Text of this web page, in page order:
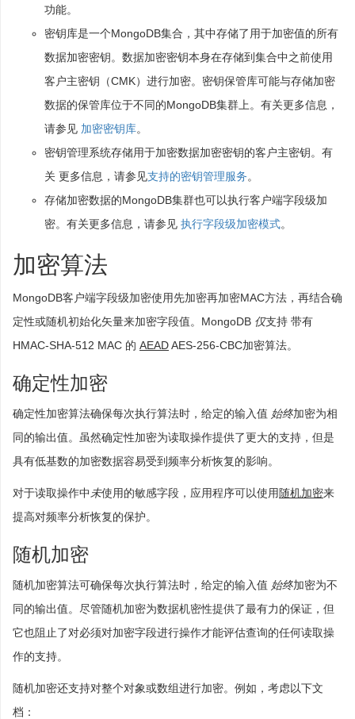
功能。
密钥库是一个MongoDB集合，其中存储了用于加密值的所有
数据加密密钥。数据加密密钥本身在存储到集合中之前使用
客户主密钥（CMK）进行加密。密钥保管库可能与存储加密
数据的保管库位于不同的MongoDB集群上。有关更多信息，
请参见 加密密钥库。
密钥管理系统存储用于加密数据加密密钥的客户主密钥。有
关 更多信息，请参见支持的密钥管理服务。
存储加密数据的MongoDB集群也可以执行客户端字段级加
密。有关更多信息，请参见 执行字段级加密模式。
加密算法
MongoDB客户端字段级加密使用先加密再加密MAC方法，再结合确
定性或随机初始化矢量来加密字段值。MongoDB 仅支持 带有
HMAC-SHA-512 MAC 的 AEADAES-256-CBC加密算法。
确定性加密
确定性加密算法确保每次执行算法时，给定的输入值 始终加密为相
同的输出值。虽然确定性加密为读取操作提供了更大的支持，但是
具有低基数的加密数据容易受到频率分析恢复的影响。
对于读取操作中 未使用的敏感字段，应用程序可以使用随机加密来
提高对频率分析恢复的保护。
随机加密
随机加密算法可确保每次执行算法时，给定的输入值 始终加密为不
同的输出值。尽管随机加密为数据机密性提供了最有力的保证，但
它也阻止了对必须对加密字段进行操作才能评估查询的任何读取操
作的支持。
随机加密还支持对整个对象或数组进行加密。例如，考虑以下文
档：